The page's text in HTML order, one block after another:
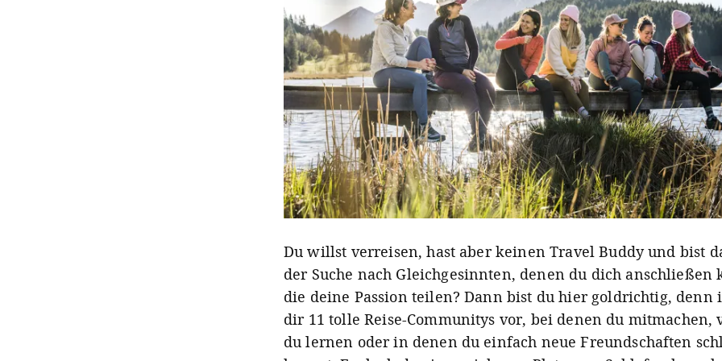
Du willst verreisen, hast aber keinen Travel Buddy und bist
der Suche nach Gleichgesinnten, denen du dich anschließen
die deine Passion teilen? Dann bist du hier goldrichtig, denn
dir 11 tolle Reise-Communitys vor, bei denen du mitmachen,
du lernen oder in denen du einfach neue Freundschaften